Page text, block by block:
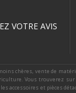
VOTRE AVIS
chères, vente de
Vous trouverez
accessoires et pièces